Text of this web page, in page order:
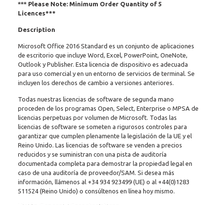
Estándar
cantidad
*** Please Note: Minimum Order Quantity of 5
Licences***
Description
Microsoft Office 2016 Standard es un conjunto de aplicaciones
de escritorio que incluye Word, Excel, PowerPoint, OneNote,
Outlook y Publisher. Esta licencia de dispositivo es adecuada
para uso comercial y en un entorno de servicios de terminal. Se
incluyen los derechos de cambio a versiones anteriores.
Todas nuestras licencias de software de segunda mano
proceden de los programas Open, Select, Enterprise o MPSA de
licencias perpetuas por volumen de Microsoft. Todas las
licencias de software se someten a rigurosos controles para
garantizar que cumplen plenamente la legislación de la UE y el
Reino Unido. Las licencias de software se venden a precios
reducidos y se suministran con una pista de auditoría
documentada completa para demostrar la propiedad legal en
caso de una auditoría de proveedor/SAM. Si desea más
información, llámenos al +34 934 923499(UE) o al +44(0)1283
511524(Reino Unido) o consúltenos en línea hoy mismo.